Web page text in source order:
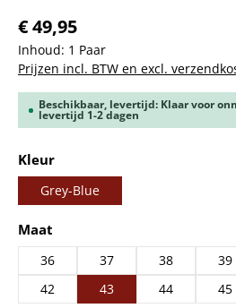
€ 49,95
Inhoud: 1 Paar
Prijzen incl. BTW en excl.
Beschikbaar, levertijd: Klaar voor
levertijd 1-2 dagen
Selecteer
Kleur
Grey-Blue
Selecteer
Maat
36 37 38 39
42
43 44 45